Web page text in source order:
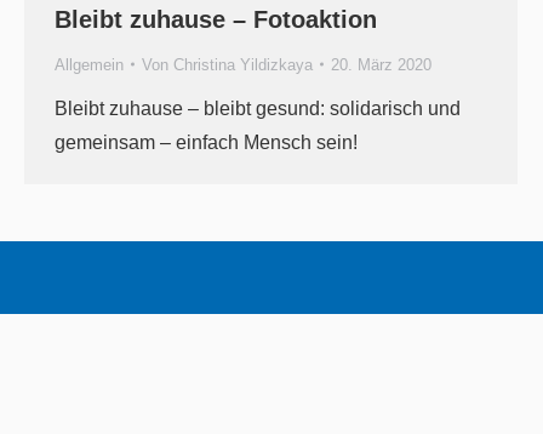
Bleibt zuhause – Fotoaktion
Allgemein Von Christina Yildizkaya 20. März 2020
Bleibt zuhause – bleibt gesund: solidarisch und
gemeinsam – einfach Mensch sein!